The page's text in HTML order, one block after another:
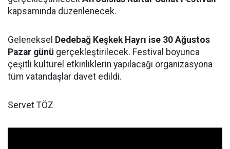
kapsamında düzenlenecek.
Geleneksel Dedebağ Keşkek Hayrı ise 30 Ağustos
Pazar günü gerçekleştirilecek. Festival boyunca
çeşitli kültürel etkinliklerin yapılacağı organizasyona
tüm vatandaşlar davet edildi.
Servet TÖZ